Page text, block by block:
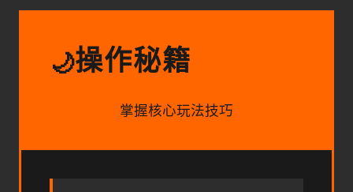
🌙操作秘籍
掌握核心玩法技巧